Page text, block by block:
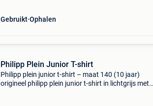
Gebruikt Ophalen
Philipp Plein Junior T-shirt
Philipp plein junior t-shirt – maat 140 (10 jaar)
origineel philipp plein junior t-shirt in lichtgrijs met